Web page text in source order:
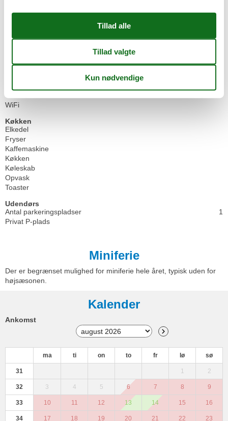
Røgalarm
Spisebord
Varmt vand
WiFi
Køkken
Elkedel
Fryser
Kaffemaskine
Køkken
Køleskab
Opvask
Toaster
Udendørs
Antal parkeringspladser
1
Privat P-plads
Miniferie
Der er begrænset mulighed for miniferie hele året, typisk uden for
højsæsonen.
Kalender
Ankomst
ma ti on to fr lø sø
31 1 2
32 3 4 5 6 7 8 9
33 10 11 12 13 14 15 16
34 17 18 19 20 21 22 23